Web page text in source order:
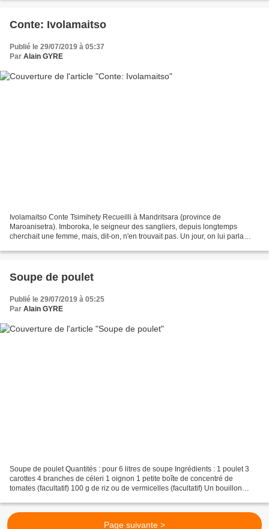
Conte: Ivolamaitso
Publié le 29/07/2019 à 05:37
Par Alain GYRE
Ivolamaitso Conte Tsimihety Recueilli à Mandritsara {province de
Maroanisetra). Imboroka, le seigneur des sangliers, depuis longtemps
cherchait une femme, mais, dit-on, n'en trouvait pas. Un jour, on lui parla
Soupe de poulet
Publié le 29/07/2019 à 05:25
Par Alain GYRE
Soupe de poulet Quantités : pour 6 litres de soupe Ingrédients : 1 poulet 3
carottes 4 branches de céleri 1 oignon 1 petite boîte de concentré de
tomates (facultatif) 100 g de riz ou de vermicelles (facultatif) Un bouillon
Page suivante >